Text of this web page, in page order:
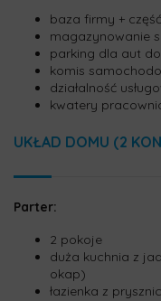
baza firmy +
magazynowanie
parking dla aut
komis
działalność
kwatery
UKŁAD DOMU (2
Parter:
2 pokoje
duża kuchnia z
okap)
łazienka z